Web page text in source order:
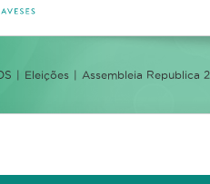
Eleições Assembleia Republica